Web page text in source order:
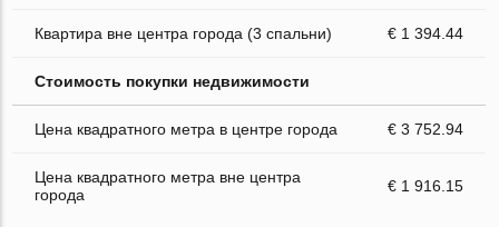
Квартира вне центра города (3 спальни) € 1 394.44
Стоимость покупки недвижимости
Цена квадратного метра в центре города € 3 752.94
Цена квадратного метра вне центра
города
€ 1 916.15